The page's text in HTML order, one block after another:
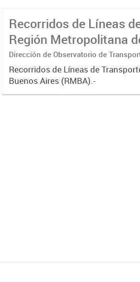
Recorridos de Líneas
Región Metropolitana
(RMBA)
Dirección de Observatorio de
Recorridos de Líneas de
Buenos Aires (RMBA).-